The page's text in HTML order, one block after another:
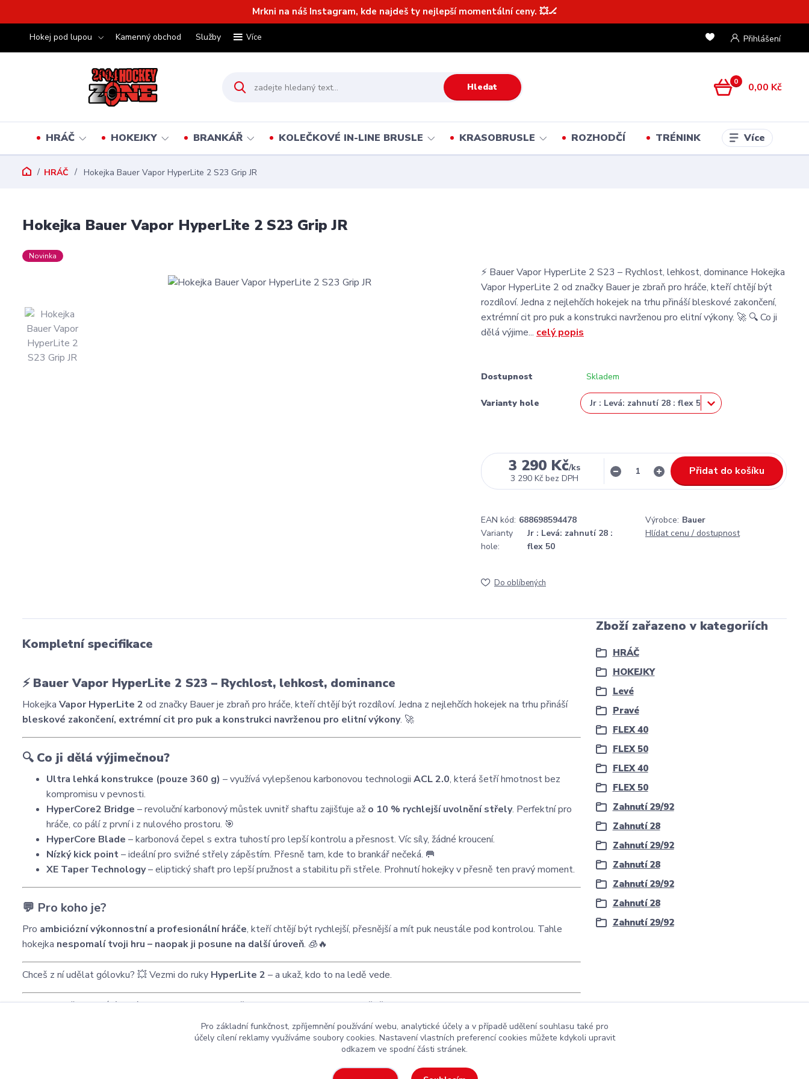
Mrkni na náš Instagram, kde najdeš ty nejlepší momentální ceny. 💥🏒
Hokej pod lupou Kamenný obchod Služby Více Přihlášení
Hledat 0 0,00 Kč
HRÁČ HOKEJKY BRANKÁŘ KOLEČKOVÉ IN-LINE BRUSLE KRASOBRUSLE ROZHODČÍ TRÉNINK Více
HRÁČ Hokejka Bauer Vapor HyperLite 2 S23 Grip JR
Hokejka Bauer Vapor HyperLite 2 S23 Grip JR
Novinka
⚡ Bauer Vapor HyperLite 2 S23 – Rychlost, lehkost, dominance Hokejka
Vapor HyperLite 2 od značky Bauer je zbraň pro hráče, kteří chtějí být
rozdíloví. Jedna z nejlehčích hokejek na trhu přináší bleskové zakončení,
extrémní cit pro puk a konstrukci navrženou pro elitní výkony. 🚀 🔍 Co ji
dělá výjime... celý popis
Dostupnost Skladem
Varianty hole
3 290 Kč/ks
3 290 Kč bez DPH
Přidat do košíku
EAN kód: 688698594478 Výrobce: Bauer
Varianty
hole:
Jr : Levá: zahnutí 28 :
flex 50
Hlídat cenu / dostupnost
Do oblíbených
Kompletní specifikace
⚡ Bauer Vapor HyperLite 2 S23 – Rychlost, lehkost, dominance
Hokejka Vapor HyperLite 2 od značky Bauer je zbraň pro hráče, kteří chtějí být rozdíloví. Jedna z nejlehčích hokejek na trhu přináší
bleskové zakončení, extrémní cit pro puk a konstrukci navrženou pro elitní výkony. 🚀
🔍 Co ji dělá výjimečnou?
Ultra lehká konstrukce (pouze 360 g) – využívá vylepšenou karbonovou technologii ACL 2.0, která šetří hmotnost bez
kompromisu v pevnosti.
HyperCore2 Bridge – revoluční karbonový můstek uvnitř shaftu zajišťuje až o 10 % rychlejší uvolnění střely. Perfektní pro
hráče, co pálí z první i z nulového prostoru. 🎯
HyperCore Blade – karbonová čepel s extra tuhostí pro lepší kontrolu a přesnost. Víc síly, žádné kroucení.
Nízký kick point– ideální pro svižné střely zápěstím. Přesně tam, kde to brankář nečeká. 🥅
XE Taper Technology– eliptický shaft pro lepší pružnost a stabilitu při střele. Prohnutí hokejky v přesně ten pravý moment.
💬 Pro koho je?
Pro ambiciózní výkonnostní a profesionální hráče, kteří chtějí být rychlejší, přesnější a mít puk neustále pod kontrolou. Tahle
hokejka nespomalí tvoji hru – naopak ji posune na další úroveň. 🧊🔥
Chceš z ní udělat gólovku? 💥 Vezmi do ruky HyperLite 2 – a ukaž, kdo to na ledě vede.
Pokud chceš i srovnání s jinými modely Bauer nebo třeba alternativy od CCM, dej vědět. 👊
Zboží zařazeno v kategoriích
HRÁČ
HOKEJKY
Levé
Pravé
FLEX 40
FLEX 50
FLEX 40
FLEX 50
Zahnutí 29/92
Zahnutí 28
Zahnutí 29/92
Zahnutí 28
Zahnutí 29/92
Zahnutí 28
Zahnutí 29/92
hokejová výstrojza rozumnou cenu
Pro základní funkčnost, zpříjemnění používání webu, analytické účely a v případě udělení souhlasu také pro
účely cílení reklamy využíváme soubory cookies. Nastavení vlastních preferencí cookies můžete kdykoli upravit
odkazem ve spodní části stránek.